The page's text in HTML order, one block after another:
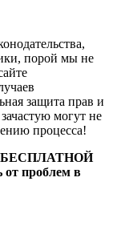
порой мы не
защита прав и
могут не
процесса!
БЕСПЛАТНОЙ
от проблем в